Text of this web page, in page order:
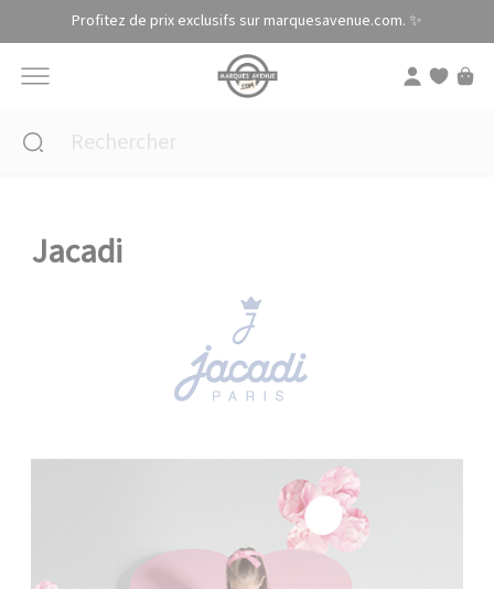
Profitez de prix exclusifs sur marquesavenue.com. ✨
Jacadi
Panneau de gestion des cookies